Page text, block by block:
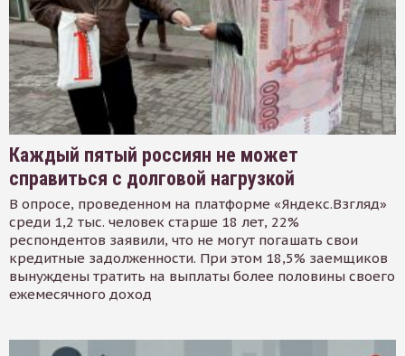
Каждый пятый россиян не может
справиться с долговой нагрузкой
В опросе, проведенном на платформе «Яндекс.Взгляд»
среди 1,2 тыс. человек старше 18 лет, 22%
респондентов заявили, что не могут погашать свои
кредитные задолженности. При этом 18,5% заемщиков
вынуждены тратить на выплаты более половины своего
ежемесячного доход